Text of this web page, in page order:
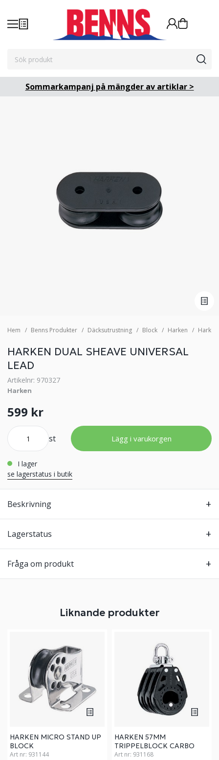
Sommarkampanj på mängder av artiklar >
Hem Benns Produkter Däcksutrustning Block Harken
HARKEN DUAL SHEAVE UNIVERSAL
LEAD
Artikelnr: 970327
Harken
599 kr
st Lägg i varukorgen
i lager
se lagerstatus i butik
Beskrivning
Lagerstatus
Fråga om produkt
Liknande produkter
HARKEN MICRO STAND UP
BLOCK
Art nr: 931144
HARKEN 57MM
TRIPPELBLOCK CARBO
Art nr: 931168